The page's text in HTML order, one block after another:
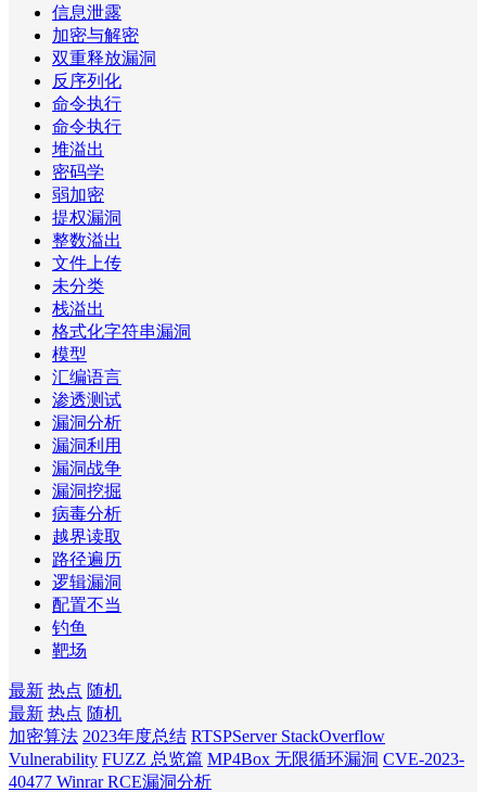
信息泄露
加密与解密
双重释放漏洞
反序列化
命令执行
命令执行
堆溢出
密码学
弱加密
提权漏洞
整数溢出
文件上传
未分类
栈溢出
格式化字符串漏洞
模型
汇编语言
渗透测试
漏洞分析
漏洞利用
漏洞战争
漏洞挖掘
病毒分析
越界读取
路径遍历
逻辑漏洞
配置不当
钓鱼
靶场
最新 热点 随机
最新 热点 随机
加密算法 2023年度总结 RTSPServer StackOverflow
Vulnerability FUZZ 总览篇 MP4Box 无限循环漏洞 CVE-2023-
40477 Winrar RCE漏洞分析